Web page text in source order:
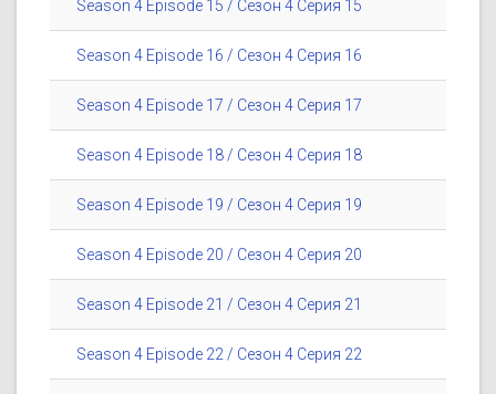
Season 4 Episode 15 / Сезон 4 Серия 15
Season 4 Episode 16 / Сезон 4 Серия 16
Season 4 Episode 17 / Сезон 4 Серия 17
Season 4 Episode 18 / Сезон 4 Серия 18
Season 4 Episode 19 / Сезон 4 Серия 19
Season 4 Episode 20 / Сезон 4 Серия 20
Season 4 Episode 21 / Сезон 4 Серия 21
Season 4 Episode 22 / Сезон 4 Серия 22